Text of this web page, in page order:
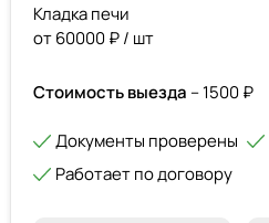
Кладка печи
от 60000 ₽ / шт
Стоимость выезда – 1500 ₽
Документы проверены
Работает по договору